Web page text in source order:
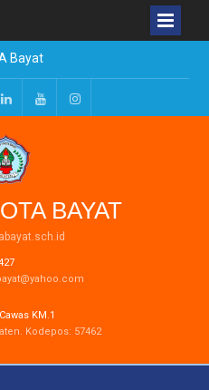
Bayat
LinkedInYoutubeInstagram
BAYAT
KM.1
Kodepos: 57462